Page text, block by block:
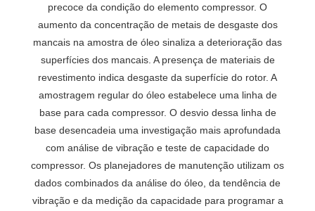
precoce da condição do elemento compressor. O
aumento da concentração de metais de desgaste dos
mancais na amostra de óleo sinaliza a deterioração das
superfícies dos mancais. A presença de materiais de
revestimento indica desgaste da superfície do rotor. A
amostragem regular do óleo estabelece uma linha de
base para cada compressor. O desvio dessa linha de
base desencadeia uma investigação mais aprofundada
com análise de vibração e teste de capacidade do
compressor. Os planejadores de manutenção utilizam os
dados combinados da análise do óleo, da tendência de
vibração e da medição da capacidade para programar a